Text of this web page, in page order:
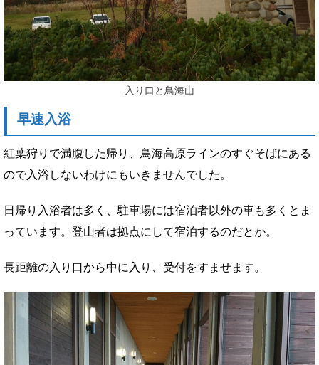
入り口と鳥海山
早速入浴
紅葉狩りで満腹した帰り、鳥海高原ラインのすぐそばにある
ので入浴しないわけにもいきませんでした。
日帰り入浴者は多く、駐車場には宿泊者以外の車も多くとま
っています。登山者は拠点にして宿泊するのだとか。
長距離の入り口から中に入り、受付をすませます。